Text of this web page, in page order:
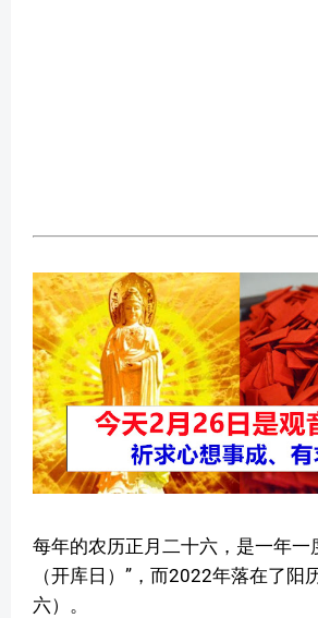
每年的农历正月二十六，是一年一
（开库日）”，而2022年落在了阳
六）。